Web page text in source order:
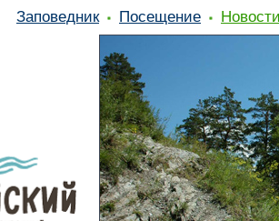
Заповедник Посещение